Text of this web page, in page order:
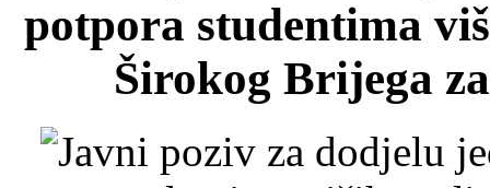
potpora studentima
Širokog Brijega